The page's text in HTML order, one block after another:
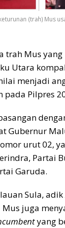
(trah) Mus
trah Mus
Utara
menjadi
pada Pilpres
Gubernur
urut 02,
Partai
Garuda.
Sula,
Mus juga
yang